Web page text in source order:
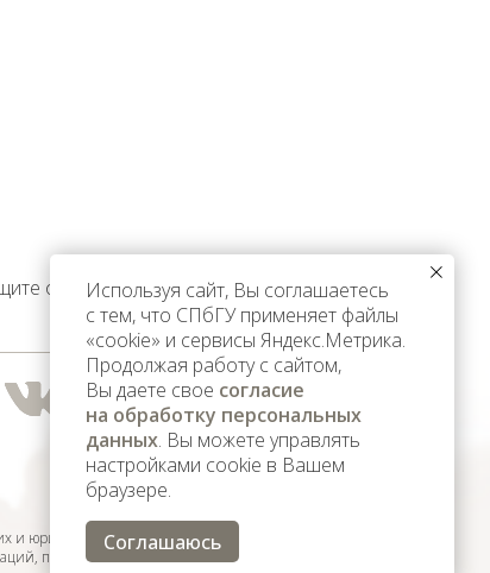
и юридических лиц,
признанных
об этомИспользуя сайт, Вы соглашаетесь
с тем, что СПбГУ применяет файлы
«cookie» и сервисы Яндекс.Метрика.
Продолжая работу с сайтом,
Вы даете свое согласие
на обработку персональных
данных. Вы можете управлять
настройками cookie в Вашем
браузере.
Соглашаюсь